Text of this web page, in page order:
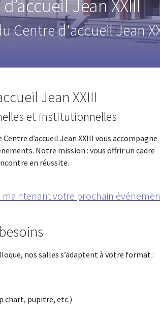
Jean XXIII
Centre d'accueil Jean
Jean XXIII
et institutionnelles
d’accueil Jean XXIII vous accompagne
Notre mission : vous offrir un cadre
en réussite.
maintenant votre prochain
nos salles s’adaptent à votre format :
chart, pupitre, etc.)